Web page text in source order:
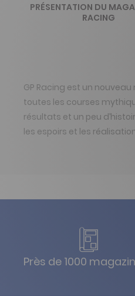
PRÉSENTATION DU
RACING
GP Racing est un
toutes les courses
résultats et un peu
les espoirs et les
Près de 1000